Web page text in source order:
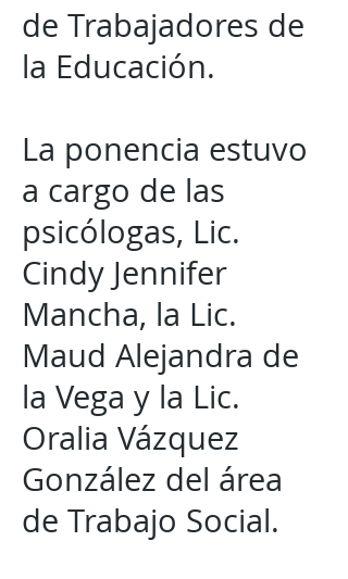
de Trabajadores de
la Educación.
La ponencia estuvo
a cargo de las
psicólogas, Lic.
Cindy Jennifer
Mancha, la Lic.
Maud Alejandra de
la Vega y la Lic.
Oralia Vázquez
González del área
de Trabajo Social.